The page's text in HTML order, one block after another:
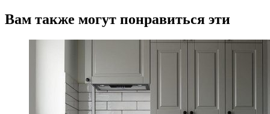
Вам также могут понравиться эти